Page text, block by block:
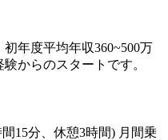
年度平均年収360~500万
からのスタートです。
15分、休憩3時間) 月間乗